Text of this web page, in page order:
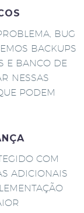
BUG
BACKUPS
E BANCO DE
NESSAS
PODEM
COM
ADICIONAIS